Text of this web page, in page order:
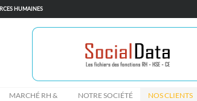
HUMAINES
MARCHÉ RH &
NOTRE SOCIÉTÉ NOS CLIENTS